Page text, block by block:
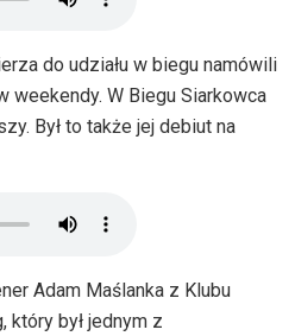
do udziału w biegu namówili
weekendy. W Biegu Siarkowca
Był to także jej debiut na
Adam Maślanka z Klubu
który był jednym z